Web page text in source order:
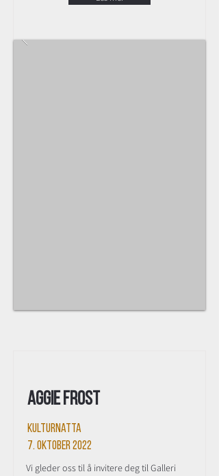
Aggie Frost
Kulturnatta
7. oktober 2022
Vi gleder oss til å invitere deg til Galleri